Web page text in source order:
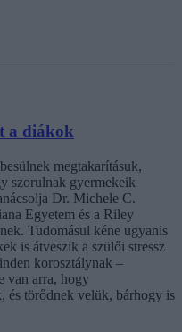
a diákok
megtakarításuk,
szorulnak gyermekeik
Dr. Michele C.
Egyetem és a Riley
Tudomásul kéne ugyanis
is átveszik a szülői stressz
korosztálynak –
van arra, hogy
és törődnek velük, bárhogy is